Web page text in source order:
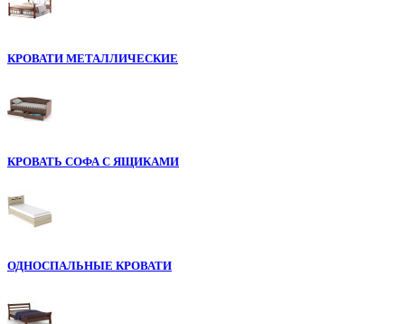
КРОВАТИ МЕТАЛЛИЧЕСКИЕ
КРОВАТЬ СОФА С ЯЩИКАМИ
ОДНОСПАЛЬНЫЕ КРОВАТИ